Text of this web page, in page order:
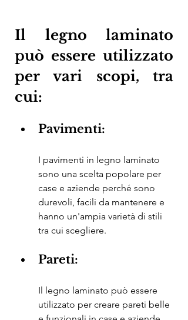
Il legno laminato
può essere utilizzato
per vari scopi, tra
cui:
Pavimenti:
I pavimenti in legno laminato
sono una scelta popolare per
case e aziende perché sono
durevoli, facili da mantenere e
hanno un'ampia varietà di stili
tra cui scegliere.
Pareti:
Il legno laminato può essere
utilizzato per creare pareti belle